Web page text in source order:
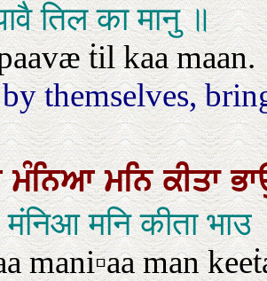
तिल का मानु ॥
ṫil kaa maan.
by themselves,
ਮੰਨਿਆਮਨਿਕੀਤਾ
मनि कीता भाउ
mani▫aa man